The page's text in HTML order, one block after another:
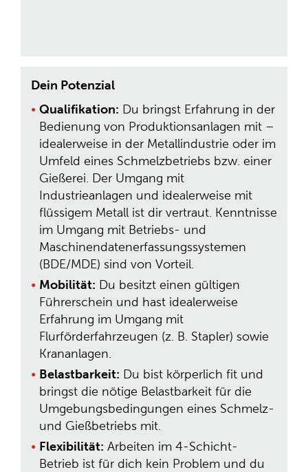
Dein Potenzial
Qualifikation: Du bringst Erfahrung in der
Bedienung von Produktionsanlagen mit –
idealerweise in der Metallindustrie oder im
Umfeld eines Schmelzbetriebs bzw. einer
Gießerei. Der Umgang mit
Industrieanlagen und idealerweise mit
flüssigem Metall ist dir vertraut. Kenntnisse
im Umgang mit Betriebs- und
Maschinendatenerfassungssystemen
(BDE/MDE) sind von Vorteil.
Mobilität: Du besitzt einen gültigen
Führerschein und hast idealerweise
Erfahrung im Umgang mit
Flurförderfahrzeugen (z. B. Stapler) sowie
Krananlagen.
Belastbarkeit: Du bist körperlich fit und
bringst die nötige Belastbarkeit für die
Umgebungsbedingungen eines Schmelz-
und Gießbetriebs mit.
Flexibilität: Arbeiten im 4-Schicht-
Betrieb ist für dich kein Problem und du